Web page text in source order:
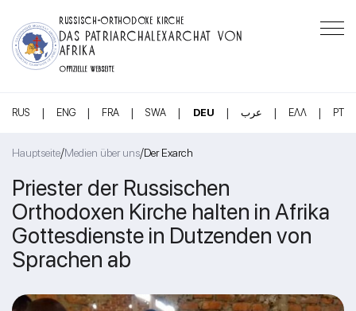
RUSSISCH-ORTHODOXE KIRCHE
DAS PATRIARCHALEXARCHAT VON
AFRIKA
OFFIZIELLE WEBSEITE
RUS | ENG | FRA | SWA | DEU | عرب | ΕΛΛ | PT
Hauptseite/Medien über uns/Der Exarch
Priester der Russischen
Orthodoxen Kirche halten in Afrika
Gottesdienste in Dutzenden von
Sprachen ab